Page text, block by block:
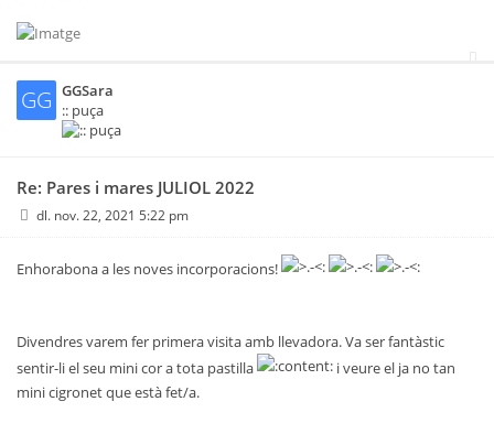
GG GGSara
:: puça
Re: Pares i mares JULIOL 2022
dl. nov. 22, 2021 5:22 pm
Enhorabona a les noves incorporacions!
Divendres varem fer primera visita amb llevadora. Va ser fantàstic
sentir-li el seu mini cor a tota pastilla
i veure el ja no tan
mini cigronet que està fet/a.